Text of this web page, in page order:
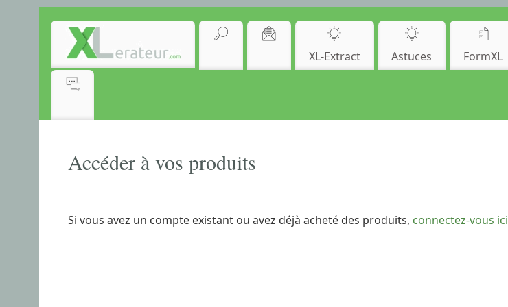
XL-Extract Astuces FormXL
Accéder à vos produits
Si vous avez un compte existant ou avez déjà acheté des produits, connectez-vous ici